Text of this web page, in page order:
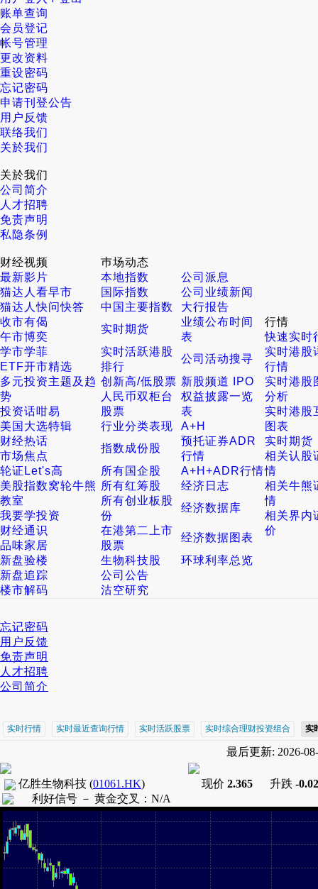
账单查询
会员登记
帐号管理
更改资料
重设密码
忘记密码
申请刊登公告
用户反馈
联络我们
关於我们
关於我们
公司简介
人才招聘
免责声明
私隐条例
财经视频
最新影片
猫达人看早市
猫达人快问快答
收市有偈
午市博奕
学市学菲
ETF开市精选
多元投资主题及趋
势
投资话咁易
美国大选特辑
财经热话
市场焦点
轮证Let's高
美股指数窝轮牛熊
教室
我要学投资
财经通识
品味家居
新盘验楼
新盘追踪
楼市解码
巿场动态
本地指数
公司派息
国际指数
公司业绩新闻
中国主要指数
大行报告
实时期货
业绩公布时间
表
实时活跃港股
排行
公司活动搜寻
创新高/低股票 新股频道 IPO
人民币双柜台
股票
权益披露一览
表
行业分类表现
A+H
指数成份股
预托证券ADR
行情
所有国企股
A+H+ADR行情
所有红筹股
经济日志
所有创业板股
份
经济数据库
在港第二上市
股票
经济数据图表
生物科技股
环球利率总览
公司公告
沽空研究
行情
快速实时
实时港股
行情
实时港股
分析
实时港股
图表
实时期货
相关认股
情
相关牛熊
情
相关界内
价
忘记密码
用户反馈
免责声明
人才招聘
公司简介
实时行情 实时最近查询行情 实时活跃股票 实时综合理财投资组合 实
最后更新: 2026-
亿胜生物科技 (01061.HK) 现价 2.365 升跌 -
利好信号 － 黄金交叉 ： N/A